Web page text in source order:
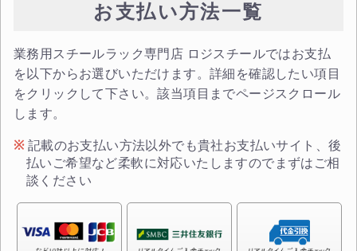
お支払い方法一覧
業務用スチールラック専門店 ロジスチールではお支払
を以下からお選びいただけます。詳細を確認したい項目
をクリックして下さい。該当項目までページスクロール
します。
記載のお支払い方法以外でも貴社お支払いサイト、後
払いご希望など柔軟に対応いたしますのでまずはご相
談ください